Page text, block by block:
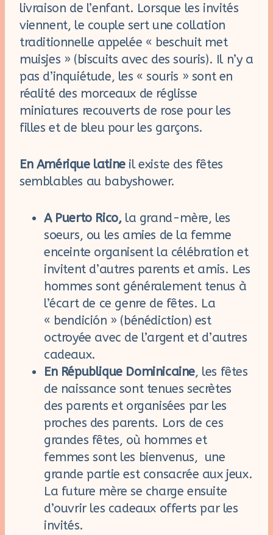
livraison de l’enfant. Lorsque les invités
viennent, le couple sert une collation
traditionnelle appelée « beschuit met
muisjes » (biscuits avec des souris). Il n’y a
pas d’inquiétude, les « souris » sont en
réalité des morceaux de réglisse
miniatures recouverts de rose pour les
filles et de bleu pour les garçons.
En Amérique latineil existe des fêtes
semblables au babyshower.
A Puerto Rico,la grand-mère, les
soeurs, ou les amies de la femme
enceinte organisent la célébration et
invitent d’autres parents et amis. Les
hommes sont généralement tenus à
l’écart de ce genre de fêtes. La
« bendición » (bénédiction) est
octroyée avec de l’argent et d’autres
cadeaux.
En République Dominicaine, les fêtes
de naissance sont tenues secrètes
des parents et organisées par les
proches des parents. Lors de ces
grandes fêtes, où hommes et
femmes sont les bienvenus, une
grande partie est consacrée aux jeux.
La future mère se charge ensuite
d’ouvrir les cadeaux offerts par les
invités.